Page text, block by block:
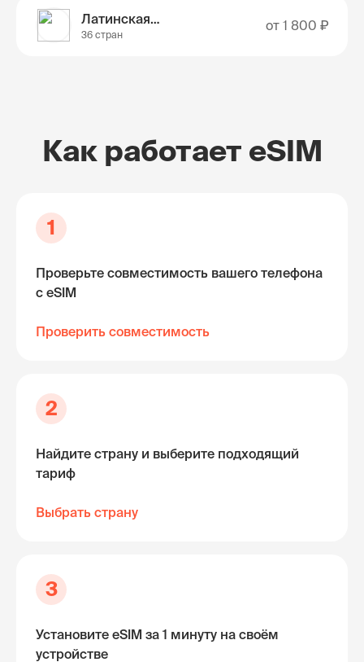
Латинская Америка
36 стран
от 1 800 ₽
Как работает eSIM
1
Проверьте совместимость вашего телефона
с eSIM
Проверить совместимость
2
Найдите страну и выберите подходящий
тариф
Выбрать страну
3
Установите eSIM за 1 минуту на своём
устройстве